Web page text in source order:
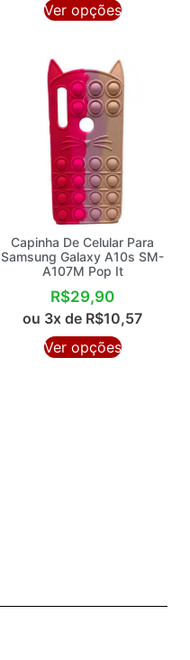
Ver opções
Capinha De Celular Para
Samsung Galaxy A10s SM-
A107M Pop It
R$29,90
ou 3x de R$10,57
Ver opções